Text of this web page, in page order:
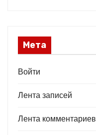
Мета
Войти
Лента записей
Лента комментариев